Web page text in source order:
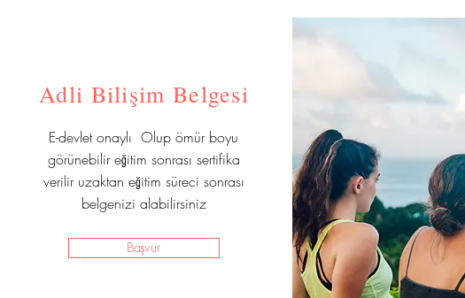
Adli Bilişim Belgesi
E-devlet onaylı Olup ömür boyu
görünebilir eğitim sonrası sertifika
verilir uzaktan eğitim süreci sonrası
belgenizi alabilirsiniz
Başvur